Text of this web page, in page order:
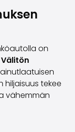
on
Välitön
hiljaisuus tekee
vähemmän